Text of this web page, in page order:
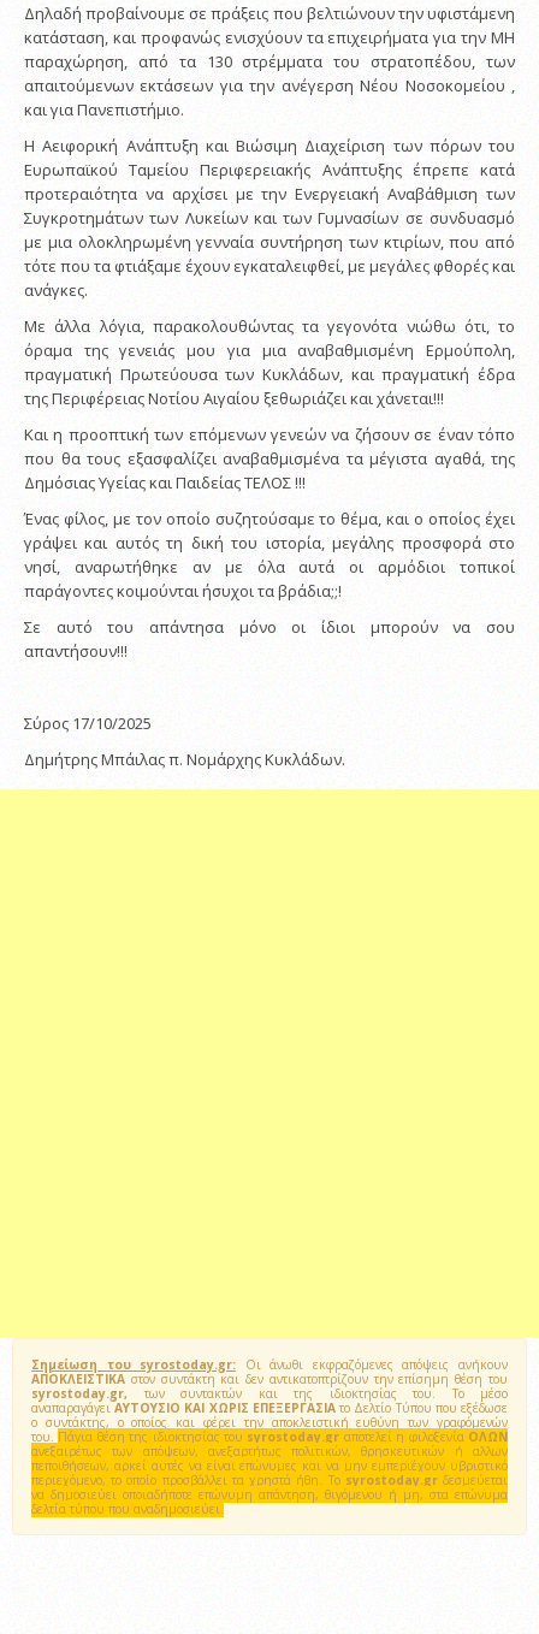
Δηλαδή προβαίνουμε σε πράξεις που βελτιώνουν την υφιστάμενη
κατάσταση, και προφανώς ενισχύουν τα επιχειρήματα για την ΜΗ
παραχώρηση, από τα 130 στρέμματα του στρατοπέδου, των
απαιτούμενων εκτάσεων για την ανέγερση Νέου Νοσοκομείου ,
και για Πανεπιστήμιο.
Η Αειφορική Ανάπτυξη και Βιώσιμη Διαχείριση των πόρων του
Ευρωπαϊκού Ταμείου Περιφερειακής Ανάπτυξης έπρεπε κατά
προτεραιότητα να αρχίσει με την Ενεργειακή Αναβάθμιση των
Συγκροτημάτων των Λυκείων και των Γυμνασίων σε συνδυασμό
με μια ολοκληρωμένη γενναία συντήρηση των κτιρίων, που από
τότε που τα φτιάξαμε έχουν εγκαταλειφθεί, με μεγάλες φθορές και
ανάγκες.
Με άλλα λόγια, παρακολουθώντας τα γεγονότα νιώθω ότι, το
όραμα της γενειάς μου για μια αναβαθμισμένη Ερμούπολη,
πραγματική Πρωτεύουσα των Κυκλάδων, και πραγματική έδρα
της Περιφέρειας Νοτίου Αιγαίου ξεθωριάζει και χάνεται!!!
Και η προοπτική των επόμενων γενεών να ζήσουν σε έναν τόπο
που θα τους εξασφαλίζει αναβαθμισμένα τα μέγιστα αγαθά, της
Δημόσιας Υγείας και Παιδείας ΤΕΛΟΣ !!!
Ένας φίλος, με τον οποίο συζητούσαμε το θέμα, και ο οποίος έχει
γράψει και αυτός τη δική του ιστορία, μεγάλης προσφορά στο
νησί, αναρωτήθηκε αν με όλα αυτά οι αρμόδιοι τοπικοί
παράγοντες κοιμούνται ήσυχοι τα βράδια;;!
Σε αυτό του απάντησα μόνο οι ίδιοι μπορούν να σου
απαντήσουν!!!
Σύρος 17/10/2025
Δημήτρης Μπάιλας π. Νομάρχης Κυκλάδων.
Σημείωση του syrostoday.gr: Οι άνωθι εκφραζόμενες απόψεις ανήκουν
ΑΠΟΚΛΕΙΣΤΙΚΑ στον συντάκτη και δεν αντικατοπτρίζουν την επίσημη θέση του
syrostoday.gr, των συντακτών και της ιδιοκτησίας του. Το μέσο
αναπαραγάγειΑΥΤΟΥΣΙΟ ΚΑΙ ΧΩΡΙΣ ΕΠΕΞΕΡΓΑΣΙΑτο Δελτίο Τύπου που εξέδωσε
ο συντάκτης, ο οποίος και φέρει την αποκλειστική ευθύνη των γραφόμενών
του. Πάγια θέση της ιδιοκτησίας του syrostoday.gr αποτελεί η φιλοξενία ΟΛΩΝ
ανεξαιρέτως των απόψεων, ανεξαρτήτως πολιτικών, θρησκευτικών ή αλλων
πεποιθήσεων, αρκεί αυτές να είναι επώνυμες και να μην εμπεριέχουν υβριστικό
περιεχόμενο, το οποίο προσβάλλει τα χρηστά ήθη. Το syrostoday.grδεσμεύεται
να δημοσιεύει οποιαδήποτε επώνυμη απάντηση, θιγόμενου ή μη, στα επώνυμα
δελτία τύπου που αναδημοσιεύει.